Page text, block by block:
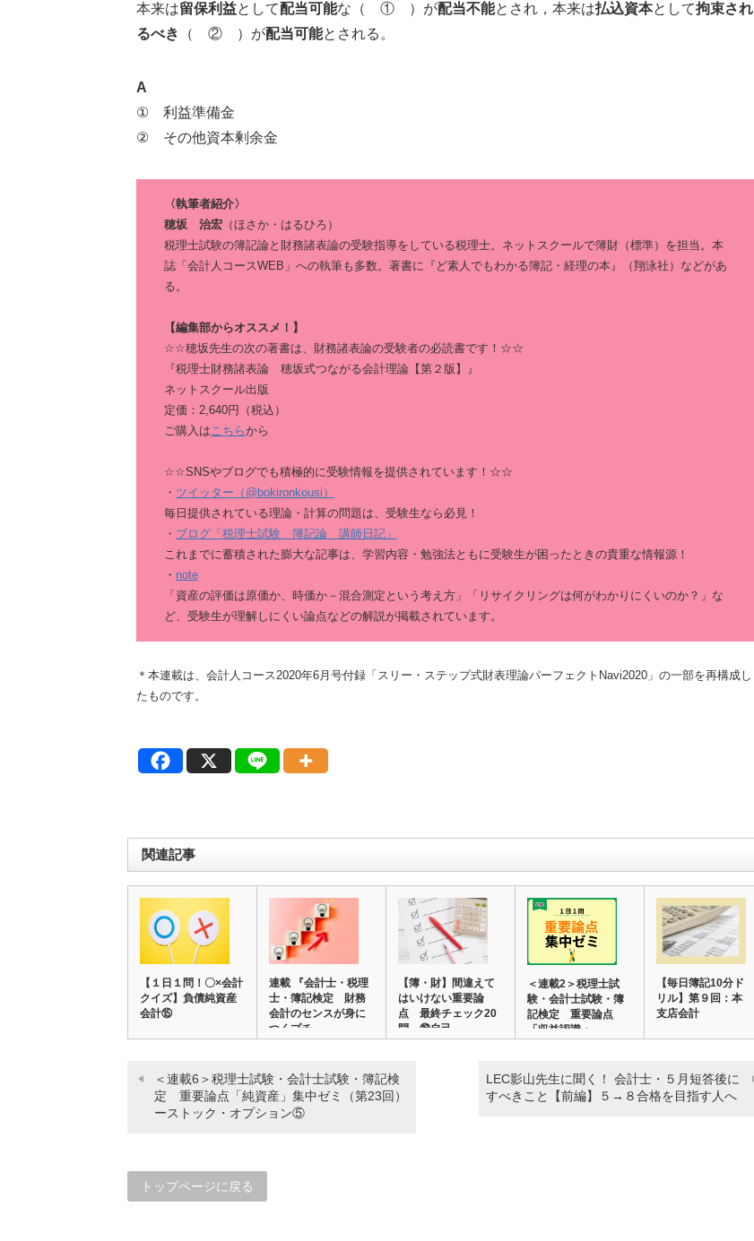
本来は留保利益として配当可能な（ ① ）が配当不能とされ，本来は払込資本として拘束され
るべき
（ ② ）が配当可能とされる。
A
① 利益準備金
② その他資本剰余金
〈執筆者紹介〉
穂坂 治宏（ほさか・はるひろ）
税理士試験の簿記論と財務諸表論の受験指導をしている税理士。ネットスクールで簿財（標準）を担当。本
誌「会計人コースWEB」への執筆も多数。著書に『ど素人でもわかる簿記・経理の本』（翔泳社）などがあ
る。
【編集部からオススメ！】
☆☆穂坂先生の次の著書は、財務諸表論の受験者の必読書です！☆☆
『税理士財務諸表論 穂坂式つながる会計理論【第２版】』
ネットスクール出版
定価：2,640円（税込）
ご購入はこちらから
☆☆SNSやブログでも積極的に受験情報を提供されています！☆☆
・ ツイッター（@bokironkousi）
毎日提供されている理論・計算の問題は、受験生なら必見！
・ ブログ「税理士試験 簿記論 講師日記」
これまでに蓄積された膨大な記事は、学習内容・勉強法ともに受験生が困ったときの貴重な情報源！
・ note
「資産の評価は原価か、時価か－混合測定という考え方」「リサイクリングは何がわかりにくいのか？」な
ど、受験生が理解しにくい論点などの解説が掲載されています。
＊本連載は、会計人コース2020年6月号付録「スリー・ステップ式財表理論パーフェクトNavi2020」の一部を再構成し
たものです。
関連記事
【１日１問！〇×会計
クイズ】負債純資産
会計⑮
連載 『会計士・税理
士・簿記検定 財務
会計のセンスが身に
つくプチ…
【簿・財】間違えて
はいけない重要論
点 最終チェック20
問 ⑱自己…
＜連載2＞税理士試
験・会計士試験・簿
記検定 重要論点
「収益認識・…
【毎日簿記10分ド
リル】第９回：本
支店会計
＜連載6＞税理士試験・会計士試験・簿記検
定 重要論点「純資産」集中ゼミ（第23回）
ーストック・オプション⑤
LEC影山先生に聞く！ 会計士・５月短答後に
すべきこと【前編】５→８合格を目指す人へ
トップページに戻る